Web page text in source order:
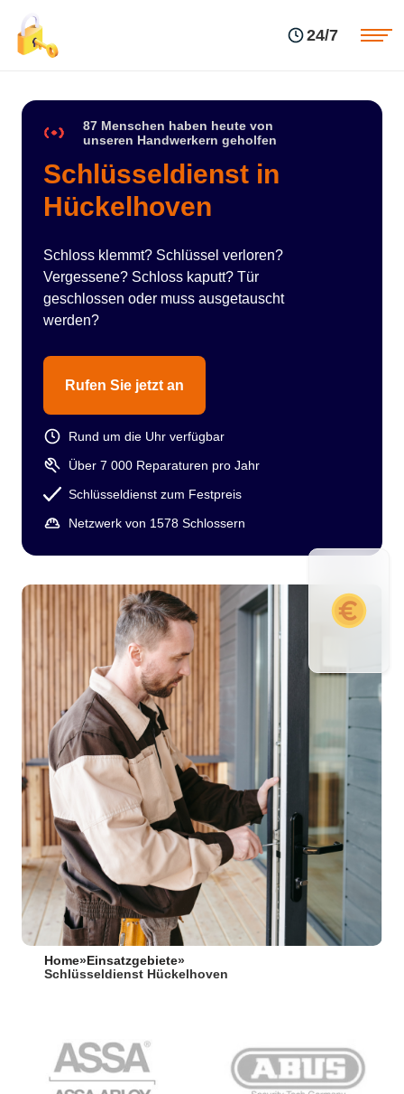
24/7
87 Menschen haben heute von
unseren Handwerkern geholfen
Schlüsseldienst in
Hückelhoven
Schloss klemmt? Schlüssel verloren?
Vergessene? Schloss kaputt? Tür
geschlossen oder muss ausgetauscht
werden?
Rufen Sie jetzt an
Rund um die Uhr verfügbar
Über 7 000 Reparaturen pro Jahr
Schlüsseldienst zum Festpreis
Netzwerk von 1578 Schlossern
Home» Einsatzgebiete»
Schlüsseldienst Hückelhoven